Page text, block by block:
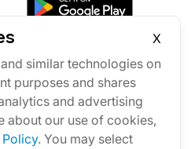
X
similar technologies on
purposes and shares
and advertising
about our use of cookies,
. You may select